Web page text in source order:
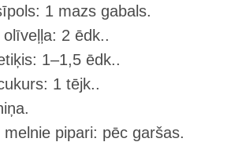
1 mazs gabals.
2 ēdk..
1–1,5 ēdk..
1 tējk..
melnie pipari: pēc garšas.